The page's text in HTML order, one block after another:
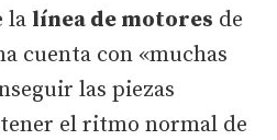
la línea de motores de
cuenta con «muchas
las piezas
el ritmo normal de